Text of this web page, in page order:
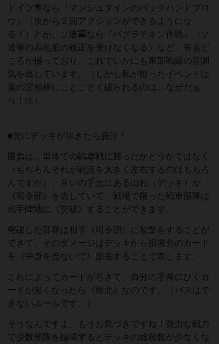
ドイツ軍なら『マンシュタインのバックハンドブロ
ウ』（次から２回アクションができるようにな
る！）とか、ソ連軍なら『バグラチオン作戦』（ソ
連軍のみ地形の修正を受けなくなる）など、有名ど
ころが揃っており、これでいかにも東部戦線の雰囲
気を出しています。（しかし私が狙ったイベントは
案の定相棒にことごとく破られるのは…なぜだぁ
っ！泣）
■先にデッキが尽きたら負け！
勝負は、単体での戦車戦に勝ったかどうかではなく
（もちろんそれが戦況を大きく左右するのはもちろ
んですが）、互いの手元にある山札（デッキ）が
《司令部》を表していて、戦場で勝った戦車部隊は
相手陣地に《突破》することができます。
突破した部隊は相手《司令部》に攻撃をすることが
できて、そのダメージはデッキから損害分のカード
を《中身を見ないで》除去することで表します。
これによってカードが尽きて、自分の手番にひくカ
ードが無くなったら《敗北》なのです。（パスはで
きないルールです。）
そうなんですよ、もうお気づきですね！強力な戦力
で少数部隊を編成するとデッキの総枚数が少なくな